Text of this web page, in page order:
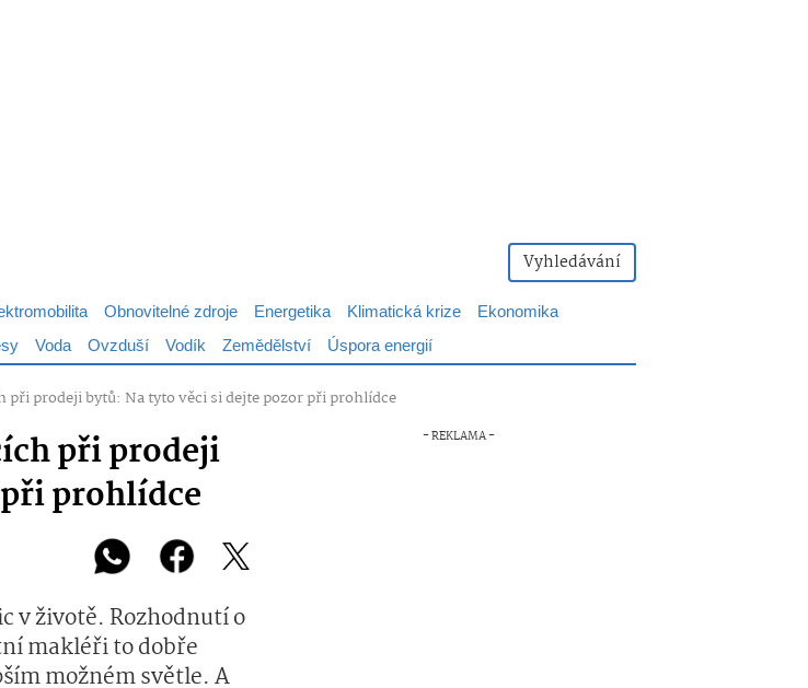
Vyhledávání
Obnovitelné zdroje Energetika Klimatická krize
Ekonomika
Voda Ovzduší Vodík Zemědělství Úspora energií
prodeji bytů: Na tyto věci si dejte pozor při prohlídce
při prodeji
prohlídce
v životě. Rozhodnutí o
makléři to dobře
možném světle. A